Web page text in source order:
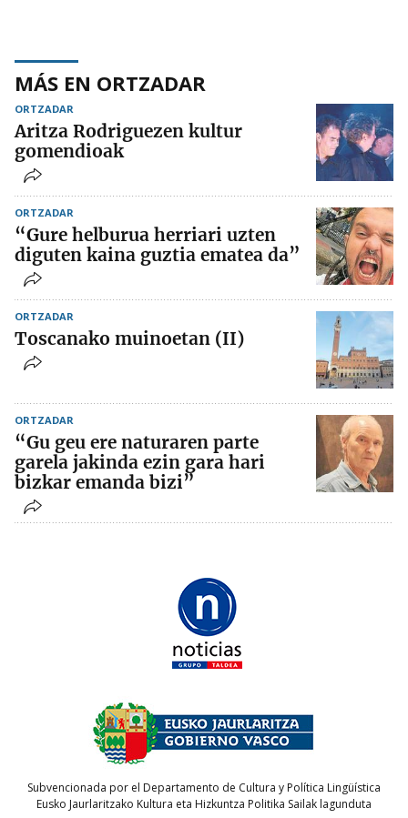
MÁS EN ORTZADAR
ORTZADAR
Aritza Rodriguezen kultur
gomendioak
ORTZADAR
“Gure helburua herriari uzten
diguten kaina guztia ematea da”
ORTZADAR
Toscanako muinoetan (II)
ORTZADAR
“Gu geu ere naturaren parte
garela jakinda ezin gara hari
bizkar emanda bizi”
Subvencionada por el Departamento de Cultura y Política Lingüística
Eusko Jaurlaritzako Kultura eta Hizkuntza Politika Sailak lagunduta